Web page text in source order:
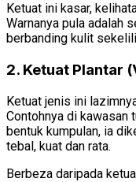
Ketuat ini kasar,
Warnanya pula adalah
berbanding kulit
2. Ketuat Plantar
Ketuat jenis ini
Contohnya di kawasan
bentuk kumpulan, ia
tebal, kuat dan rata.
Berbeza daripada